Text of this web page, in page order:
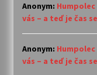
Anonym:
vás – a teď je čas
Anonym:
vás – a teď je čas